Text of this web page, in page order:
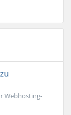
Webhosting-